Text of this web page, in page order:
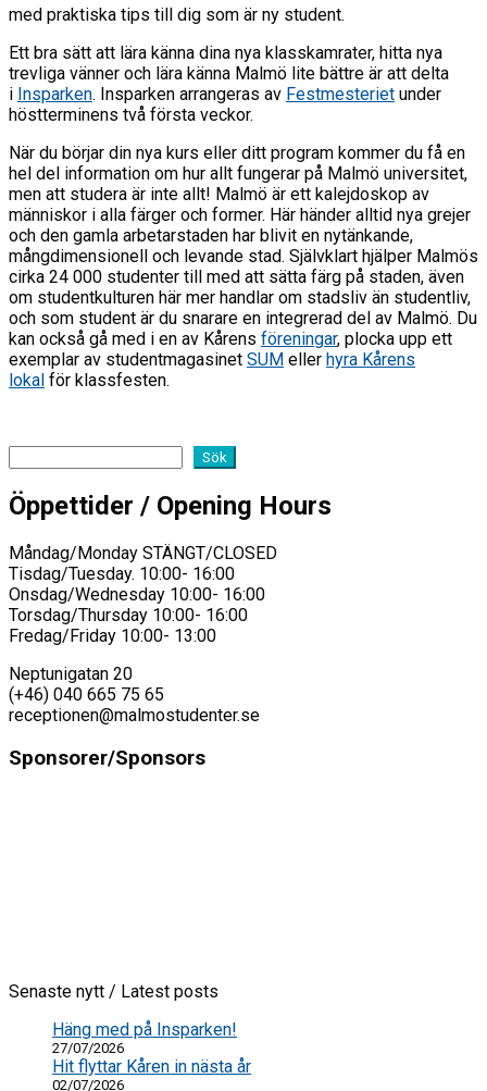
med praktiska tips till dig som är ny student.
Ett bra sätt att lära känna dina nya klasskamrater, hitta nya
trevliga vänner och lära känna Malmö lite bättre är att delta
i Insparken. Insparken arrangeras av Festmesteriet under
höstterminens två första veckor.
När du börjar din nya kurs eller ditt program kommer du få en
hel del information om hur allt fungerar på Malmö universitet,
men att studera är inte allt! Malmö är ett kalejdoskop av
människor i alla färger och former. Här händer alltid nya grejer
och den gamla arbetarstaden har blivit en nytänkande,
mångdimensionell och levande stad. Självklart hjälper Malmös
cirka 24 000 studenter till med att sätta färg på staden, även
om studentkulturen här mer handlar om stadsliv än studentliv,
och som student är du snarare en integrerad del av Malmö. Du
kan också gå med i en av Kårens föreningar, plocka upp ett
exemplar av studentmagasinet SUM eller hyra Kårens
lokal för klassfesten.
Sök
Öppettider / Opening Hours
Måndag/Monday STÄNGT/CLOSED
Tisdag/Tuesday. 10:00- 16:00
Onsdag/Wednesday 10:00- 16:00
Torsdag/Thursday 10:00- 16:00
Fredag/Friday 10:00- 13:00
Neptunigatan 20
(+46) 040 665 75 65
receptionen@malmostudenter.se
Sponsorer/Sponsors
Senaste nytt / Latest posts
Häng med på Insparken!
27/07/2026
Hit flyttar Kåren in nästa år
02/07/2026